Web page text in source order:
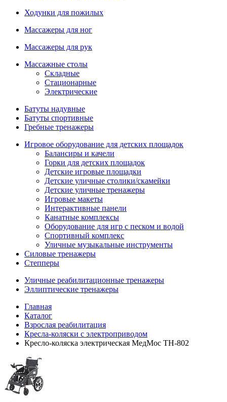
Ходунки для пожилых
Массажеры для ног
Массажеры для рук
Массажные столы
Складные
Стационарные
Электрические
Батуты надувные
Батуты спортивные
Гребные тренажеры
Игровое оборудование для детских площадок
Балансиры и качели
Горки для детских площадок
Детские игровые площадки
Детские уличные столики/скамейки
Детские уличные тренажеры
Игровые макеты
Интерактивные панели
Канатные комплексы
Оборудование для игр с песком и водой
Спортивный комплекс
Уличные музыкальные инструменты
Силовые тренажеры
Степперы
Уличные реабилитационные тренажеры
Эллиптические тренажеры
Главная
Каталог
Взрослая реабилитация
Кресла-коляски с электроприводом
Кресло-коляска электрическая МедМос ТН-802